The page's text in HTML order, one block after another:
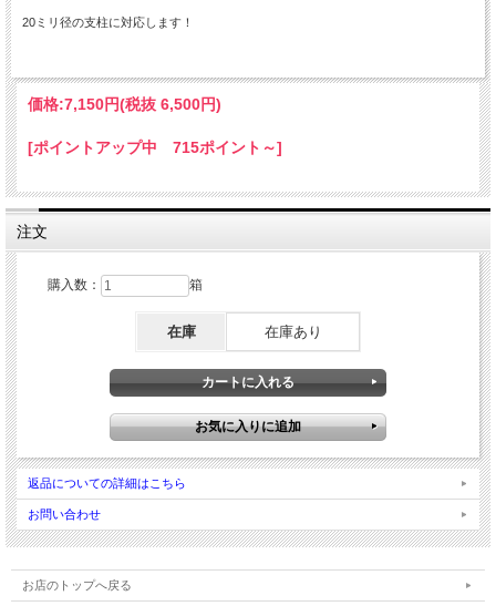
20ミリ径の支柱に対応します！
価格:7,150円(税抜 6,500円)
[ポイントアップ中 715ポイント～]
注文
購入数： 箱
在庫 在庫あり
返品についての詳細はこちら
お問い合わせ
お店のトップへ戻る